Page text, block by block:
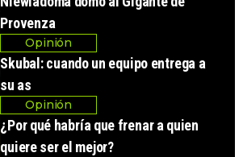
Provenza
Opinión
Skubal: cuando un equipo entrega a
su as
Opinión
¿Por qué habría que frenar a quien
quiere ser el mejor?